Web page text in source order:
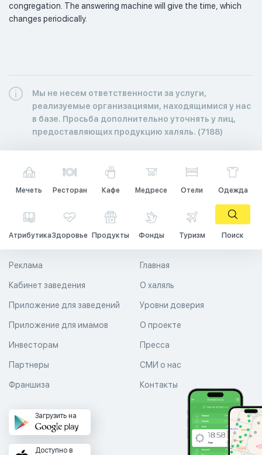
congregation. The answering machine will give the time, which
changes periodically.
Мы не несем ответственности за услуги,
реализуемые организациями, находящимися у нас
в базе. Просьба дополнительно уточнять у лиц,
предоставляющих продукцию халяль. (7188)
Мечеть Ресторан Кафе Медресе Отели Одежда
АтрибутикаЗдоровье Продукты Фонды Туризм Поиск
Главная
О халяль
Уровни доверия
Реклама
Кабинет заведения
Приложение для заведений
Приложение для имамов О проекте
Пресса
СМИ о нас
Контакты
Инвесторам
Партнеры
Франшиза
Загрузить на
Доступно в